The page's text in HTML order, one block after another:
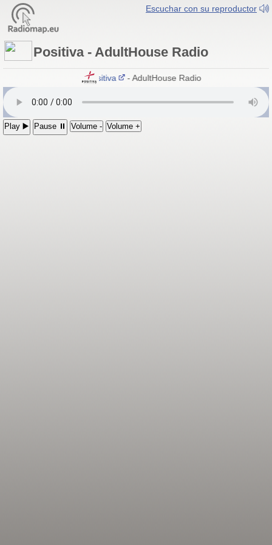
Escuchar con su reproductor
Positiva - AdultHouse Radio
Positiva - AdultHouse Radio
Play ▶️ Pause ⏸ Volume - Volume +